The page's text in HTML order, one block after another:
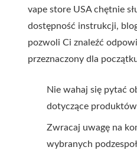
vape store USA chętnie
dostępność instrukcji,
pozwoli Ci znaleźć
przeznaczony dla
Nie wahaj się pytać
dotyczące
Zwracaj uwagę na
wybranych